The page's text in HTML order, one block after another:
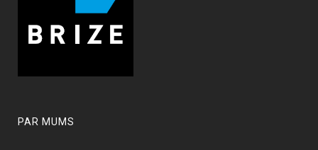
PAR MUMS